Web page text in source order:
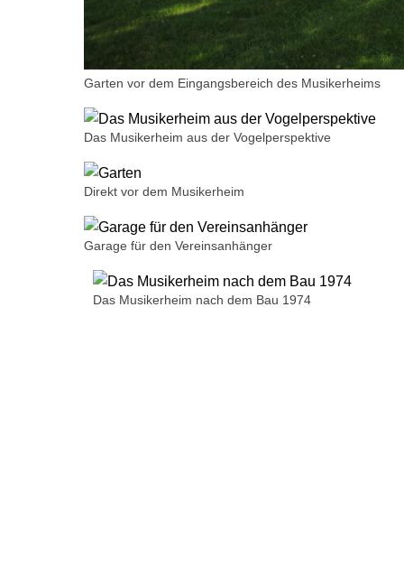
Garten vor dem Eingangsbereich des Musikerheims
Das Musikerheim aus der Vogelperspektive
Direkt vor dem Musikerheim
Garage für den Vereinsanhänger
Das Musikerheim nach dem Bau 1974